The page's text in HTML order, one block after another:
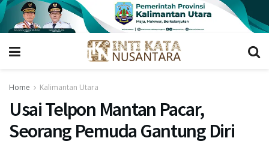
Home Kalimantan Utara
Usai Telpon Mantan Pacar,
Seorang Pemuda Gantung Diri